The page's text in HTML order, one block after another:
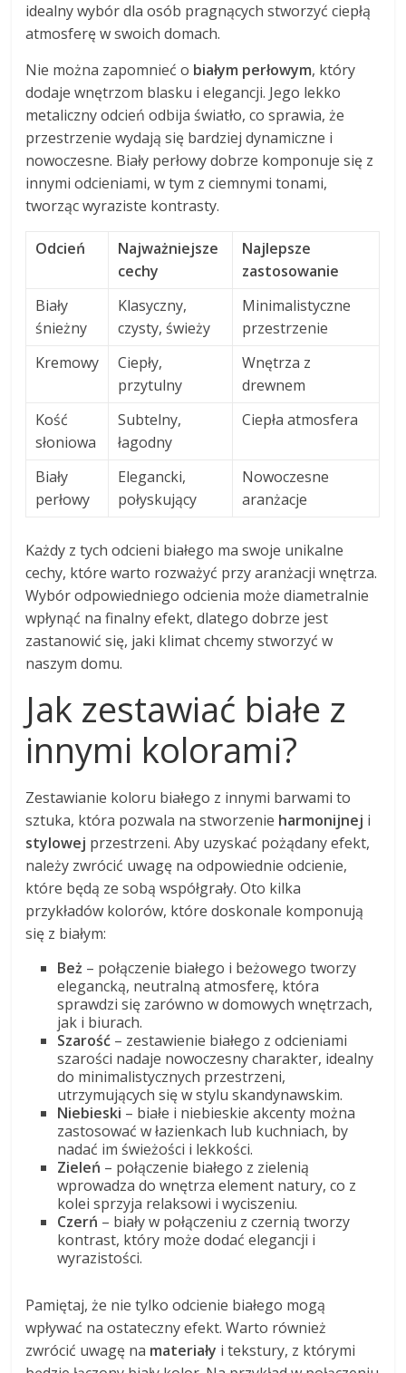
idealny wybór dla osób pragnących stworzyć ciepłą
atmosferę w swoich domach.
Nie można zapomnieć o białym perłowym, który
dodaje wnętrzom blasku i elegancji. Jego lekko
metaliczny odcień odbija światło, co sprawia, że
przestrzenie wydają się bardziej dynamiczne i
nowoczesne. Biały perłowy dobrze komponuje się z
innymi odcieniami, w tym z ciemnymi tonami,
tworząc wyraziste kontrasty.
Odcień
Najważniejsze
cechy
Najlepsze
zastosowanie
Biały
śnieżny
Klasyczny,
czysty, świeży
Minimalistyczne
przestrzenie
Kremowy
Ciepły,
przytulny
Wnętrza z
drewnem
Kość
słoniowa
Subtelny,
łagodny
Ciepła atmosfera
Biały
perłowy
Elegancki,
połyskujący
Nowoczesne
aranżacje
Każdy z tych odcieni białego ma swoje unikalne
cechy, które warto rozważyć przy aranżacji wnętrza.
Wybór odpowiedniego odcienia może diametralnie
wpłynąć na finalny efekt, dlatego dobrze jest
zastanowić się, jaki klimat chcemy stworzyć w
naszym domu.
Jak zestawiać białe z
innymi kolorami?
Zestawianie koloru białego z innymi barwami to
sztuka, która pozwala na stworzenie harmonijnej i
stylowej przestrzeni. Aby uzyskać pożądany efekt,
należy zwrócić uwagę na odpowiednie odcienie,
które będą ze sobą współgrały. Oto kilka
przykładów kolorów, które doskonale komponują
się z białym:
Beż – połączenie białego i beżowego tworzy
elegancką, neutralną atmosferę, która
sprawdzi się zarówno w domowych wnętrzach,
jak i biurach.
Szarość – zestawienie białego z odcieniami
szarości nadaje nowoczesny charakter, idealny
do minimalistycznych przestrzeni,
utrzymujących się w stylu skandynawskim.
Niebieski – białe i niebieskie akcenty można
zastosować w łazienkach lub kuchniach, by
nadać im świeżości i lekkości.
Zieleń – połączenie białego z zielenią
wprowadza do wnętrza element natury, co z
kolei sprzyja relaksowi i wyciszeniu.
Czerń – biały w połączeniu z czernią tworzy
kontrast, który może dodać elegancji i
wyrazistości.
Pamiętaj, że nie tylko odcienie białego mogą
wpływać na ostateczny efekt. Warto również
zwrócić uwagę na materiały i tekstury, z którymi